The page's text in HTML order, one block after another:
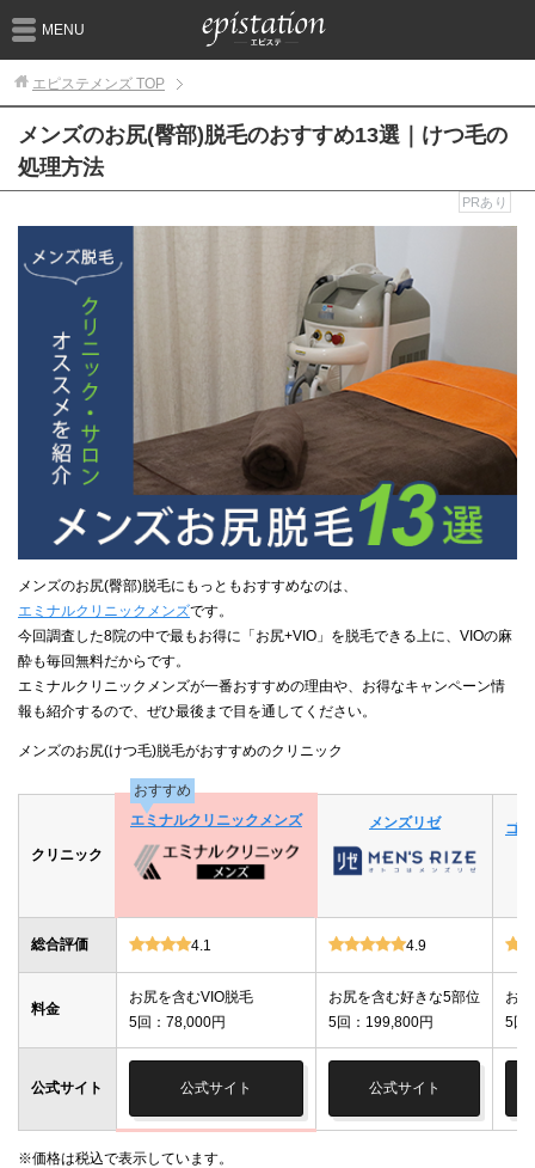
MENU
エピステメンズ TOP
メンズのお尻(臀部)脱毛のおすすめ13選｜けつ毛の
処理方法
PRあり
メンズのお尻(臀部)脱毛にもっともおすすめなのは、
エミナルクリニックメンズです。
今回調査した8院の中で最もお得に「お尻+VIO」を脱毛できる上に、VIOの麻
酔も毎回無料だからです。
エミナルクリニックメンズが一番おすすめの理由や、お得なキャンペーン情
報も紹介するので、ぜひ最後まで目を通してください。
メンズのお尻(けつ毛)脱毛がおすすめのクリニック
クリニック
おすすめ
エミナルクリニックメンズ
メンズリゼ ゴ
総合評価 4.1 4.9
料金
お尻を含むVIO脱毛
5回：78,000円
お尻を含む好きな5部位
5回：199,800円
お
5回
公式サイト 公式サイト 公式サイト
※価格は税込で表示しています。